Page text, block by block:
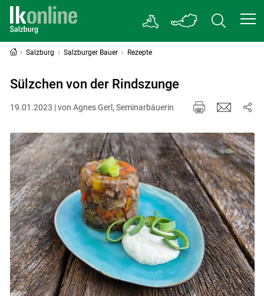
Salzburg Salzburger Bauer Rezepte
Sülzchen von der Rindszunge
19.01.2023 | von Agnes Gerl, Seminarbäuerin